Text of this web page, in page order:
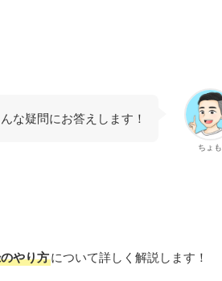
ちょも
な疑問にお答えします！
やり方について詳しく解説します！